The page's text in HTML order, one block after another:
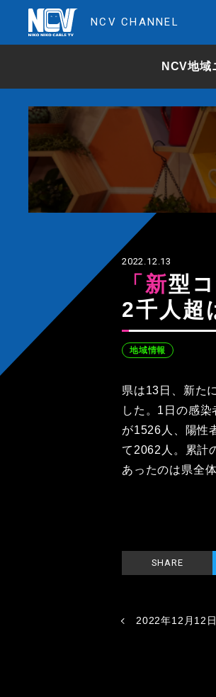
NCV CHANNEL
NCV地域
2022.12.13
「新型コロナ新たに2062人感染」感染者数
2千人超
地域情報
県は13日、新た
した。1日の感
が1526人、陽性
て2062人。累計
あったのは県全
SHARE
2022年12月12